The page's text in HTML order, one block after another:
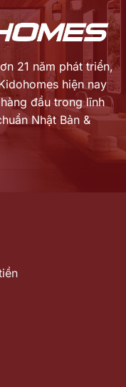
21 năm phát triển,
hiện nay
đầu trong lĩnh
Nhật Bản &